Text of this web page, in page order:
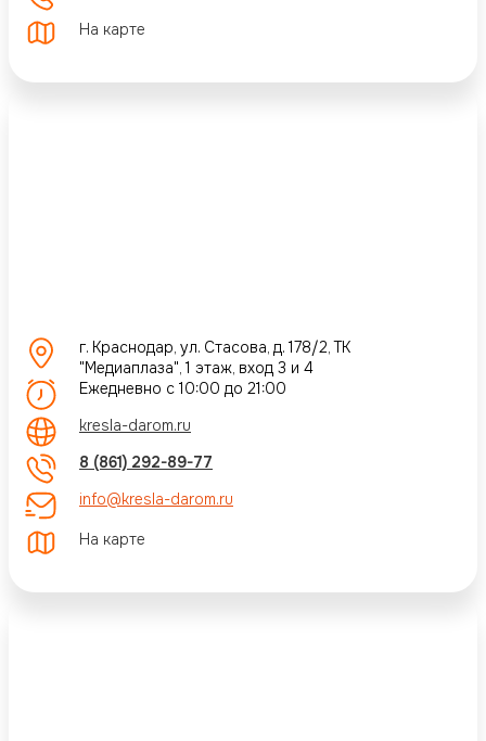
На карте
г. Краснодар, ул. Стасова, д. 178/2, ТК
"Медиаплаза", 1 этаж, вход 3 и 4
Ежедневно с 10:00 до 21:00
kresla-darom.ru
8 (861) 292-89-77
info@kresla-darom.ru
На карте